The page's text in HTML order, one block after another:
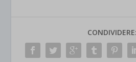
CONDIVIDERE: